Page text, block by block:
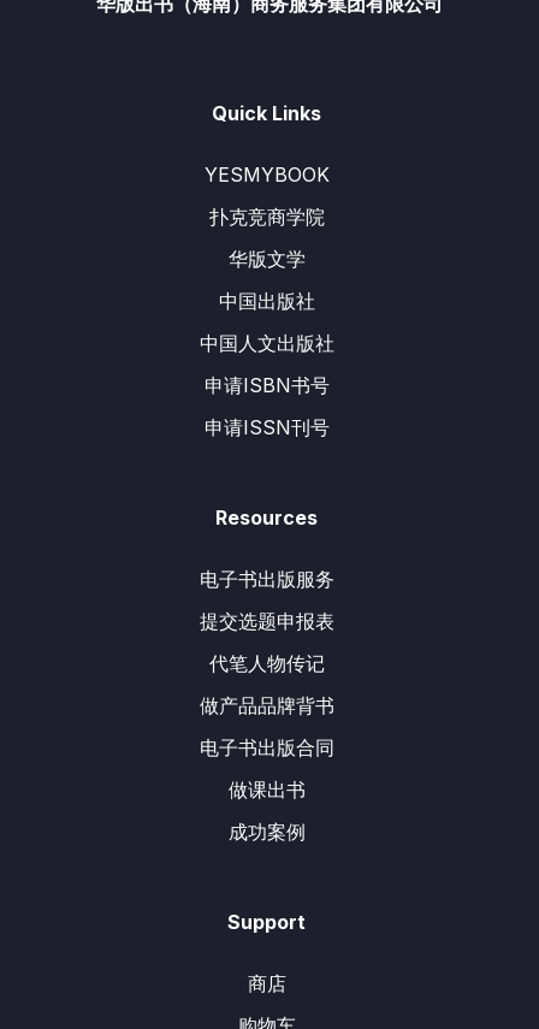
Quick Links
YESMYBOOK
扑克竞商学院
华版文学
中国出版社
中国人文出版社
申请ISBN书号
申请ISSN刊号
Resources
电子书出版服务
提交选题申报表
代笔人物传记
做产品品牌背书
电子书出版合同
做课出书
成功案例
Support
商店